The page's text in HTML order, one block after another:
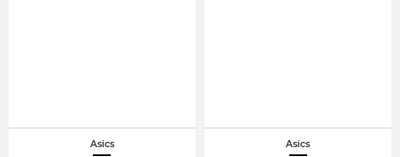
Asics Asics